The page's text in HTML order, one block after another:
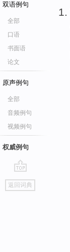
双语例句
全部
口语
书面语
论文
原声例句
全部
音频例句
视频例句
权威例句
go
top
返回词典